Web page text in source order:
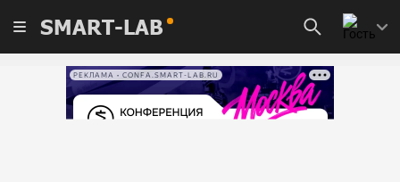
SMART-LAB
РЕКЛАМА • CONFA.SMART-LAB.RU